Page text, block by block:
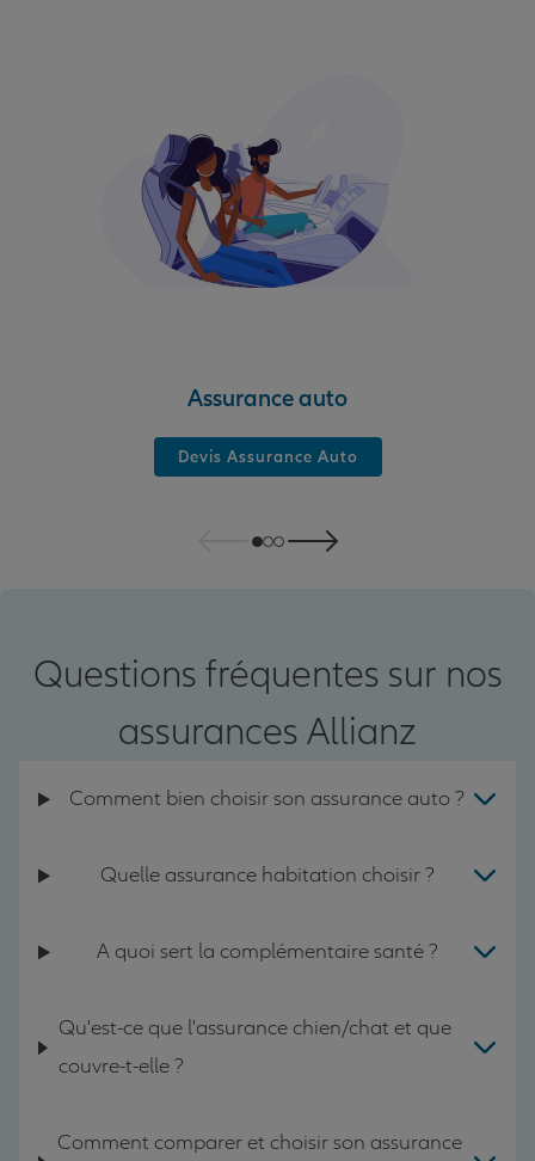
Assurance auto
Devis Assurance Auto
Questions fréquentes sur nos
assurances Allianz
Comment bien choisir son assurance auto ?
Quelle assurance habitation choisir ?
A quoi sert la complémentaire santé ?
Qu'est-ce que l'assurance chien/chat et que
couvre-t-elle ?
Comment comparer et choisir son assurance